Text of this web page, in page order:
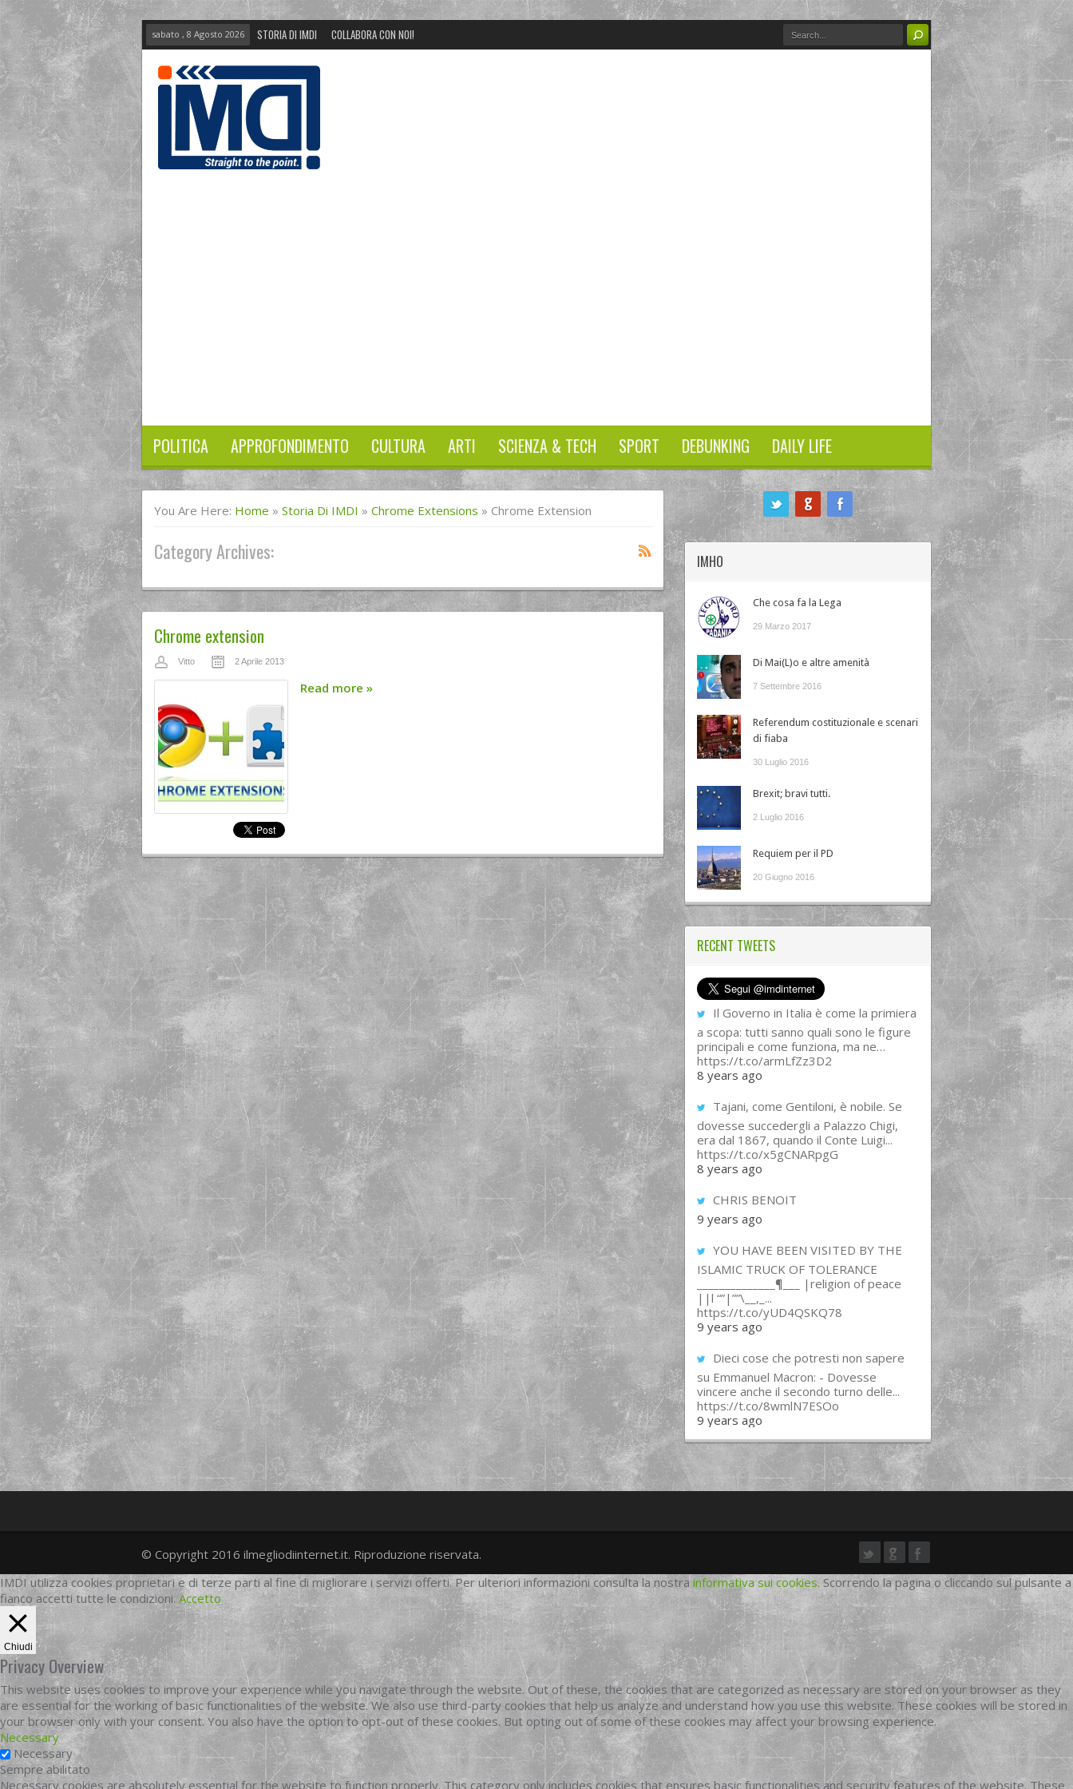
sabato , 8 Agosto 2026 STORIA DI IMDI COLLABORA CON NOI!
POLITICA APPROFONDIMENTO CULTURA ARTI SCIENZA & TECH SPORT DEBUNKING DAILY LIFE
You Are Here: Home » Storia Di IMDI » Chrome Extensions » Chrome Extension
Category Archives:
Chrome extension
Vitto 2 Aprile 2013
Read more »
IMHO
Che cosa fa la Lega
29 Marzo 2017
Di Mai(L)o e altre amenità
7 Settembre 2016
Referendum costituzionale e scenari
di fiaba
30 Luglio 2016
Brexit; bravi tutti.
2 Luglio 2016
Requiem per il PD
20 Giugno 2016
RECENT TWEETS
Il Governo in Italia è come la primiera
a scopa: tutti sanno quali sono le figure
principali e come funziona, ma ne…
https://t.co/armLfZz3D2
8 years ago
Tajani, come Gentiloni, è nobile. Se
dovesse succedergli a Palazzo Chigi,
era dal 1867, quando il Conte Luigi...
https://t.co/x5gCNARpgG
8 years ago
CHRIS BENOIT
9 years ago
YOU HAVE BEEN VISITED BY THE
ISLAMIC TRUCK OF TOLERANCE
______________¶___ |religion of peace
||l “”|””\__,_...
https://t.co/yUD4QSKQ78
9 years ago
Dieci cose che potresti non sapere
su Emmanuel Macron: - Dovesse
vincere anche il secondo turno delle...
https://t.co/8wmlN7ESOo
9 years ago
twittergoogleplus
facebook
© Copyright 2016 ilmegliodiinternet.it. Riproduzione riservata.
IMDI utilizza cookies proprietari e di terze parti al fine di migliorare i servizi offerti. Per ulteriori informazioni consulta la nostra informativa sui cookies. Scorrendo la pagina o cliccando sul pulsante a
fianco accetti tutte le condizioni. Accetto
Chiudi
Privacy Overview
This website uses cookies to improve your experience while you navigate through the website. Out of these, the cookies that are categorized as necessary are stored on your browser as they
are essential for the working of basic functionalities of the website. We also use third-party cookies that help us analyze and understand how you use this website. These cookies will be stored in
your browser only with your consent. You also have the option to opt-out of these cookies. But opting out of some of these cookies may affect your browsing experience.
Necessary
Necessary
Sempre abilitato
Necessary cookies are absolutely essential for the website to function properly. This category only includes cookies that ensures basic functionalities and security features of the website. These